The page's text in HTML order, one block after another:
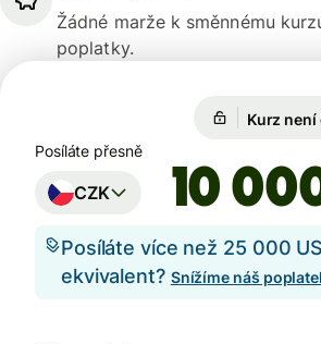
Žádné marže k směnnému
poplatky.
Kurz
Posíláte přesně
CZK
Posíláte více než 25 000
ekvivalent? Snížíme náš